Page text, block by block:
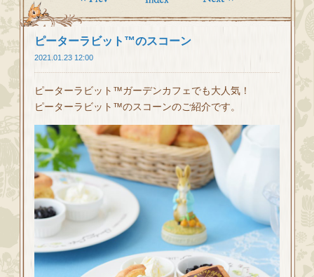
ピーターラビット™のスコーン
2021.01.23 12:00
ピーターラビット™ガーデンカフェでも大人気！
ピーターラビット™のスコーンのご紹介です。